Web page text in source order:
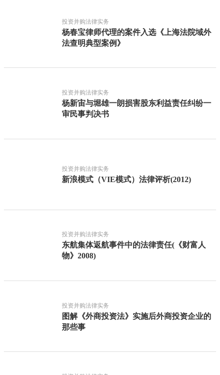
投资并购法律实务
杨春宝律师代理的案件入选《上海法院域外
法查明典型案例》
投资并购法律实务
杨新宙与堀雄一朗损害股东利益责任纠纷一
审民事判决书
投资并购法律实务
新浪模式（VIE模式）法律评析(2012)
投资并购法律实务
东航集体返航事件中的法律责任(《财富人
物》2008)
投资并购法律实务
图解《外商投资法》实施后外商投资企业的
那些事